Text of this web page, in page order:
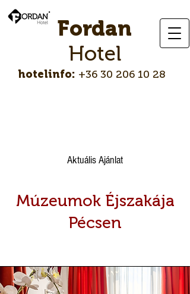
Fordan
Hotel
hotelinfo: +36 30 206 10 28
Aktuális Ajánlat
Múzeumok Éjszakája
Pécsen